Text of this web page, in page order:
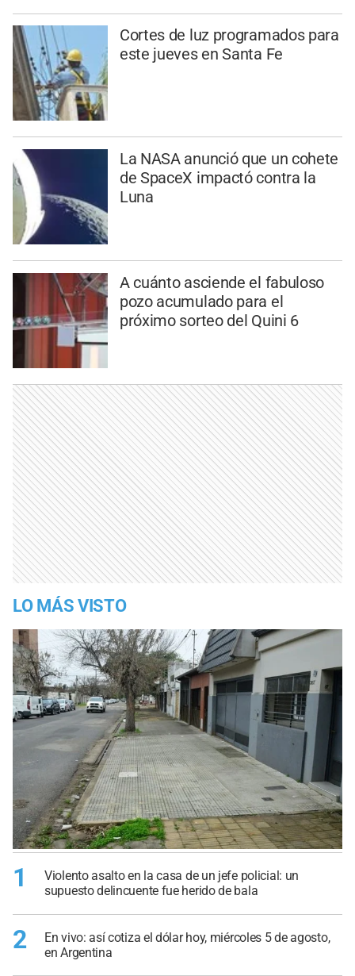
Cortes de luz programados para
este jueves en Santa Fe
La NASA anunció que un cohete
de SpaceX impactó contra la
Luna
A cuánto asciende el fabuloso
pozo acumulado para el
próximo sorteo del Quini 6
LO MÁS VISTO
1
Violento asalto en la casa de un jefe policial: un
supuesto delincuente fue herido de bala
2
En vivo: así cotiza el dólar hoy, miércoles 5 de agosto,
en Argentina